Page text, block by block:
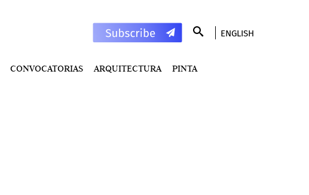
ENGLISH
CONVOCATORIAS ARQUITECTURA PINTA